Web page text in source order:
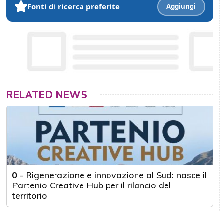
Fonti di ricerca preferite Aggiungi
RELATED NEWS
0 - Rigenerazione e innovazione al Sud: nasce il
Partenio Creative Hub per il rilancio del
territorio